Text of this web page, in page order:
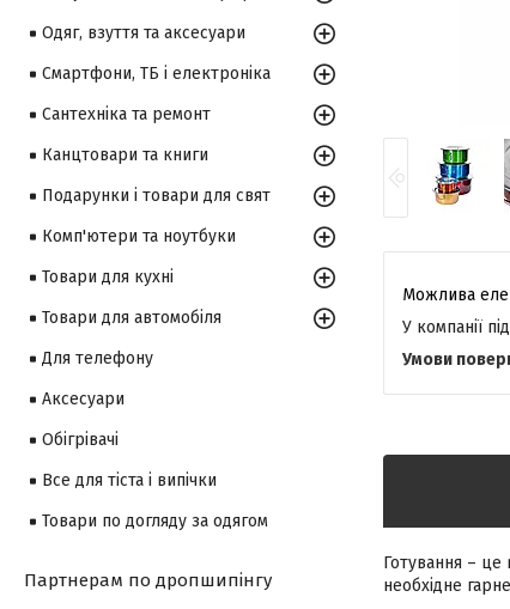
У компанії
Готування –
необхідне
Одяг, взуття та аксесуари
Смартфони, ТБ і електроніка
Сантехніка та ремонт
Канцтовари та книги
Подарунки і товари для свят
Комп'ютери та ноутбуки
Товари для кухні
Товари для автомобіля
Для телефону
Аксесуари
Обігрівачі
Все для тіста і випічки
Товари по догляду за одягом
Партнерам по дропшипінгу